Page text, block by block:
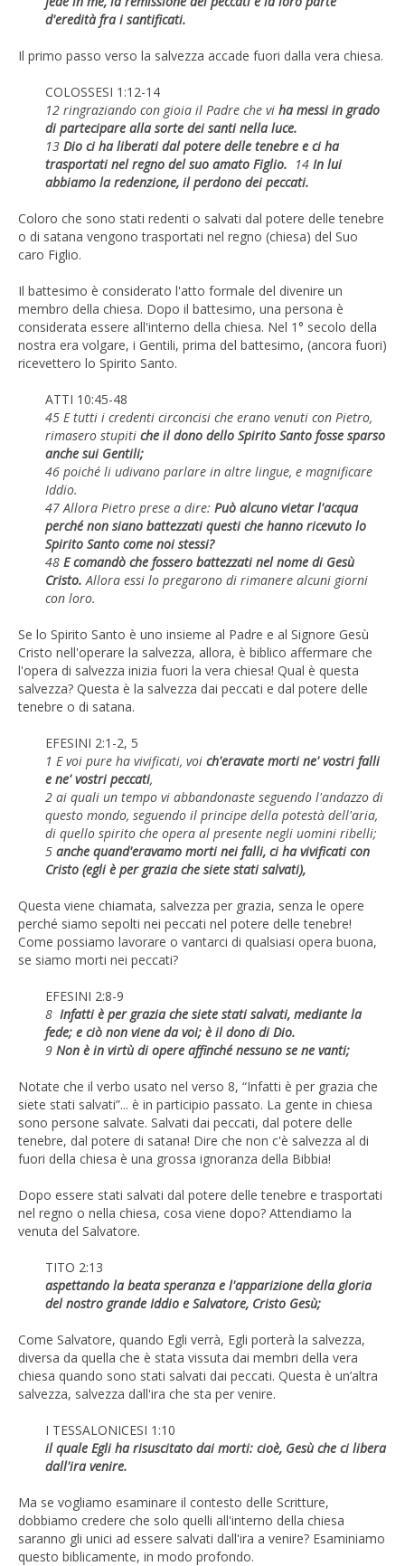
d'eredità fra i santificati.
Il primo passo verso la salvezza accade fuori dalla vera chiesa.
COLOSSESI 1:12-14
12 ringraziando con gioia il Padre che vi ha messi in grado
di partecipare alla sorte dei santi nella luce.
13 Dio ci ha liberati dal potere delle tenebre e ci ha
trasportati nel regno del suo amato Figlio. 14 In lui
abbiamo la redenzione, il perdono dei peccati.
Coloro che sono stati redenti o salvati dal potere delle tenebre
o di satana vengono trasportati nel regno (chiesa) del Suo
caro Figlio.
Il battesimo è considerato l'atto formale del divenire un
membro della chiesa. Dopo il battesimo, una persona è
considerata essere all'interno della chiesa. Nel 1° secolo della
nostra era volgare, i Gentili, prima del battesimo, (ancora fuori)
ricevettero lo Spirito Santo.
ATTI 10:45-48
45 E tutti i credenti circoncisi che erano venuti con Pietro,
rimasero stupiti che il dono dello Spirito Santo fosse sparso
anche sui Gentili;
46 poiché li udivano parlare in altre lingue, e magnificare
Iddio.
47 Allora Pietro prese a dire: Può alcuno vietar l'acqua
perché non siano battezzati questi che hanno ricevuto lo
Spirito Santo come noi stessi?
48 E comandò che fossero battezzati nel nome di Gesù
Cristo. Allora essi lo pregarono di rimanere alcuni giorni
con loro.
Se lo Spirito Santo è uno insieme al Padre e al Signore Gesù
Cristo nell'operare la salvezza, allora, è biblico affermare che
l'opera di salvezza inizia fuori la vera chiesa! Qual è questa
salvezza? Questa è la salvezza dai peccati e dal potere delle
tenebre o di satana.
EFESINI 2:1-2, 5
1 E voi pure ha vivificati, voi ch'eravate morti ne' vostri falli
e ne' vostri peccati,
2 ai quali un tempo vi abbandonaste seguendo l'andazzo di
questo mondo, seguendo il principe della potestà dell'aria,
di quello spirito che opera al presente negli uomini ribelli;
5 anche quand'eravamo morti nei falli, ci ha vivificati con
Cristo (egli è per grazia che siete stati salvati),
Questa viene chiamata, salvezza per grazia, senza le opere
perché siamo sepolti nei peccati nel potere delle tenebre!
Come possiamo lavorare o vantarci di qualsiasi opera buona,
se siamo morti nei peccati?
EFESINI 2:8-9
8 Infatti è per grazia che siete stati salvati, mediante la
fede; e ciò non viene da voi; è il dono di Dio.
9 Non è in virtù di opere affinché nessuno se ne vanti;
Notate che il verbo usato nel verso 8, “Infatti è per grazia che
siete stati salvati”... è in participio passato. La gente in chiesa
sono persone salvate. Salvati dai peccati, dal potere delle
tenebre, dal potere di satana! Dire che non c'è salvezza al di
fuori della chiesa è una grossa ignoranza della Bibbia!
Dopo essere stati salvati dal potere delle tenebre e trasportati
nel regno o nella chiesa, cosa viene dopo? Attendiamo la
venuta del Salvatore.
TITO 2:13
aspettando la beata speranza e l'apparizione della gloria
del nostro grande Iddio e Salvatore, Cristo Gesù;
Come Salvatore, quando Egli verrà, Egli porterà la salvezza,
diversa da quella che è stata vissuta dai membri della vera
chiesa quando sono stati salvati dai peccati. Questa è un’altra
salvezza, salvezza dall'ira che sta per venire.
I TESSALONICESI 1:10
il quale Egli ha risuscitato dai morti: cioè, Gesù che ci libera
dall'ira venire.
Ma se vogliamo esaminare il contesto delle Scritture,
dobbiamo credere che solo quelli all'interno della chiesa
saranno gli unici ad essere salvati dall'ira a venire? Esaminiamo
questo biblicamente, in modo profondo.